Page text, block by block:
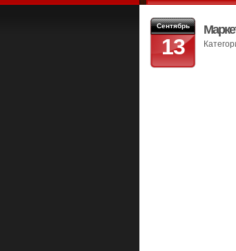
Сентябрь
13